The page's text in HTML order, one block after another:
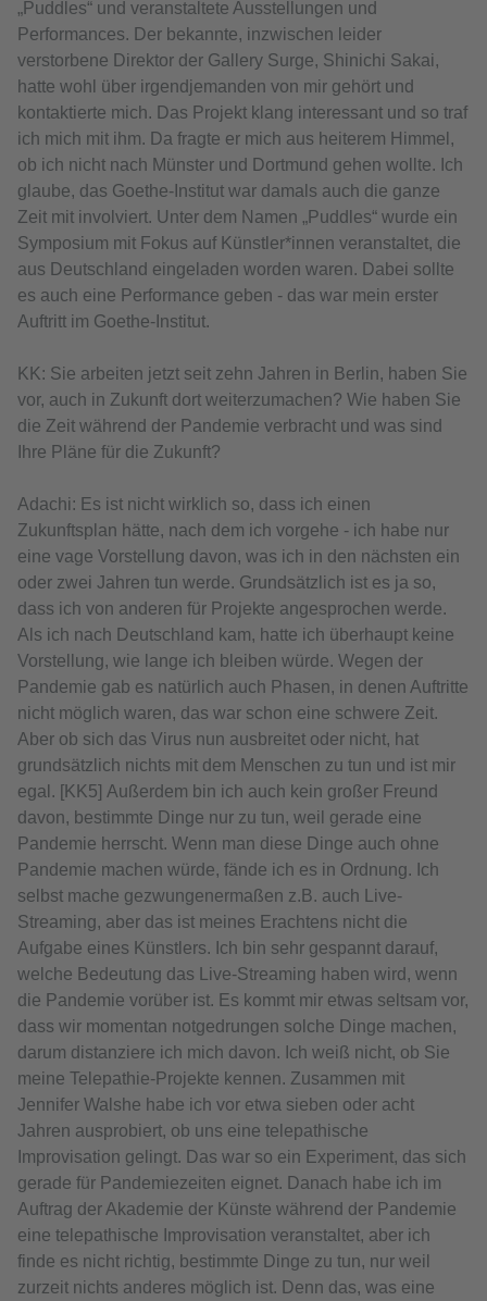
„Puddles“ und veranstaltete Ausstellungen und
Performances. Der bekannte, inzwischen leider
verstorbene Direktor der Gallery Surge, Shinichi Sakai,
hatte wohl über irgendjemanden von mir gehört und
kontaktierte mich. Das Projekt klang interessant und so traf
ich mich mit ihm. Da fragte er mich aus heiterem Himmel,
ob ich nicht nach Münster und Dortmund gehen wollte. Ich
glaube, das Goethe-Institut war damals auch die ganze
Zeit mit involviert. Unter dem Namen „Puddles“ wurde ein
Symposium mit Fokus auf Künstler*innen veranstaltet, die
aus Deutschland eingeladen worden waren. Dabei sollte
es auch eine Performance geben - das war mein erster
Auftritt im Goethe-Institut.
KK: Sie arbeiten jetzt seit zehn Jahren in Berlin, haben Sie
vor, auch in Zukunft dort weiterzumachen? Wie haben Sie
die Zeit während der Pandemie verbracht und was sind
Ihre Pläne für die Zukunft?
Adachi: Es ist nicht wirklich so, dass ich einen
Zukunftsplan hätte, nach dem ich vorgehe - ich habe nur
eine vage Vorstellung davon, was ich in den nächsten ein
oder zwei Jahren tun werde. Grundsätzlich ist es ja so,
dass ich von anderen für Projekte angesprochen werde.
Als ich nach Deutschland kam, hatte ich überhaupt keine
Vorstellung, wie lange ich bleiben würde. Wegen der
Pandemie gab es natürlich auch Phasen, in denen Auftritte
nicht möglich waren, das war schon eine schwere Zeit.
Aber ob sich das Virus nun ausbreitet oder nicht, hat
grundsätzlich nichts mit dem Menschen zu tun und ist mir
egal. [KK5] Außerdem bin ich auch kein großer Freund
davon, bestimmte Dinge nur zu tun, weil gerade eine
Pandemie herrscht. Wenn man diese Dinge auch ohne
Pandemie machen würde, fände ich es in Ordnung. Ich
selbst mache gezwungenermaßen z.B. auch Live-
Streaming, aber das ist meines Erachtens nicht die
Aufgabe eines Künstlers. Ich bin sehr gespannt darauf,
welche Bedeutung das Live-Streaming haben wird, wenn
die Pandemie vorüber ist. Es kommt mir etwas seltsam vor,
dass wir momentan notgedrungen solche Dinge machen,
darum distanziere ich mich davon. Ich weiß nicht, ob Sie
meine Telepathie-Projekte kennen. Zusammen mit
Jennifer Walshe habe ich vor etwa sieben oder acht
Jahren ausprobiert, ob uns eine telepathische
Improvisation gelingt. Das war so ein Experiment, das sich
gerade für Pandemiezeiten eignet. Danach habe ich im
Auftrag der Akademie der Künste während der Pandemie
eine telepathische Improvisation veranstaltet, aber ich
finde es nicht richtig, bestimmte Dinge zu tun, nur weil
zurzeit nichts anderes möglich ist. Denn das, was eine